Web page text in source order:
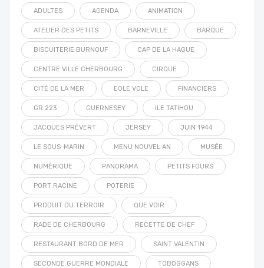
ADULTES AGENDA ANIMATION
ATELIER DES PETITS BARNEVILLE BARQUE
BISCUITERIE BURNOUF CAP DE LA HAGUE
CENTRE VILLE CHERBOURG CIRQUE
CITÉ DE LA MER EOLE VOLE FINANCIERS
GR 223 GUERNESEY ILE TATIHOU
JACQUES PRÉVERT JERSEY JUIN 1944
LE SOUS-MARIN MENU NOUVEL AN MUSÉE
NUMÉRIQUE PANORAMA PETITS FOURS
PORT RACINE POTERIE
PRODUIT DU TERROIR QUE VOIR
RADE DE CHERBOURG RECETTE DE CHEF
RESTAURANT BORD DE MER SAINT VALENTIN
SECONDE GUERRE MONDIALE TOBOGGANS